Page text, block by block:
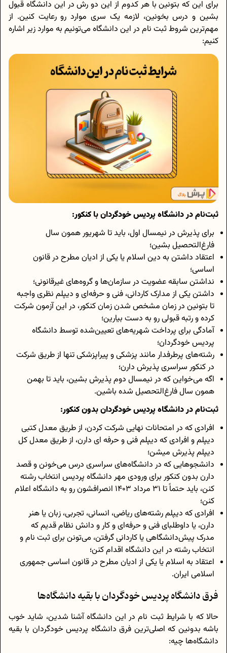
برای این که بتونین با هر کدوم از این دو رش در این دانشگاه قبول
بشین و درس بخونین، لازمه یک سری موارد رو رعایت کنین. از
مهم‌ترین شروط ثبت نام در این دانشگاه می‌تونیم به موارد زیر اشاره
کنیم:
ثبت‌نام در دانشگاه پردیس خودگردان با کنکور:
برای پذیرش در نیمسال اول، باید تا شهریور همون سال
فارغ‌التحصیل بشین؛
اعتقاد داشتن به دین اسلام یا یکی از ادیان مطرح در قانون
اساسی؛
نداشتن سابقه عضویت در سازمان‌ها و گروه‌های غیرقانونی؛
داشتن یکی از مدارک کاردانی، فنی و حرفه‌ای و دیپلم نظری واجبه
تا بتونین در زمان مشخص شدن زمان کنکور، در این آزمون شرکت
کرده و رتبه قبولی رو به دست بیارین؛
آمادگی برای پرداخت شهریه‌های تعیین‌شده توسط دانشگاه
پردیس خودگردان؛
رشته‌های پرطرفدار مانند پزشکی و پیراپزشکی تنها از طریق شرکت
در کنکور سراسری پذیرش دارن؛
اگه می‌خواین که در نیمسال دوم پذیرش بشین، باید تا بهمن
همون سال فارغ‌التحصیل شده باشین.
ثبت‌نام در دانشگاه پردیس خودگردان بدون کنکور:
افرادی که در امتحانات نهایی شرکت کردن، از طریق معدل کتبی
دیپلم و افرادی که دیپلم فنی و حرفه ای دارن، از طریق معدل کل
دیپلم پذیرش میشن؛
دانشجوهایی که در دانشگاه‌های سراسری درس می‌خونن و قصد
دارن بدون کنکور برای ورودی مهر دانشگاه پردیس انتخاب رشته
کنن، باید حتماً تا 31 مرداد 1403 انصرافشون رو به دانشگاه اعلام
کنن؛
افرادی که دیپلم رشته‌های ریاضی، انسانی، تجربی، زبان یا هنر
دارن، یا داوطلبای فنی‌ و حرفه‌ای و کار و دانش نظام قدیم که
مدرک پیش‌دانشگاهی یا کاردانی گرفتن، می‌تونن برای ثبت‌ نام و
انتخاب رشته در این دانشگاه اقدام کنن؛
اعتقاد به اسلام یا یکی از ادیان مطرح در قانون اساسی جمهوری
اسلامی ایران.
فرق دانشگاه پردیس خودگردان با بقیه دانشگاه‌ها
حالا که با شرایط ثبت نام در این دانشگاه آشنا شدین، شاید خوب
باشه بدونین که اصلی‌ترین فرق دانشگاه پردیس خودگردان با بقیه
دانشگاه‌ها چیه: